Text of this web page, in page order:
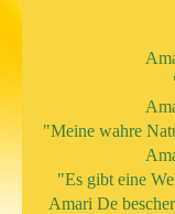
"Meine wahre
"Es gibt eine
Amari De